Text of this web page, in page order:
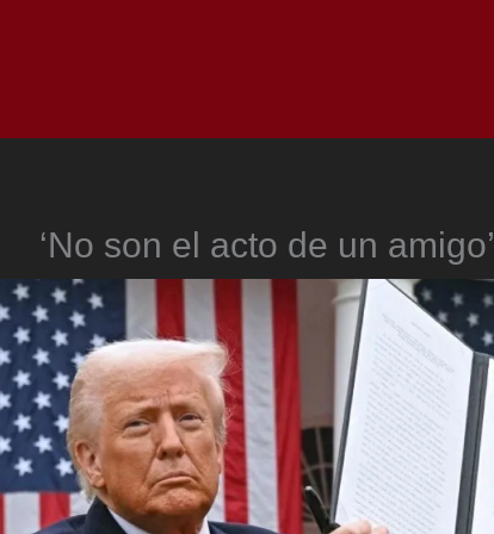
‘No son el acto de un amigo’